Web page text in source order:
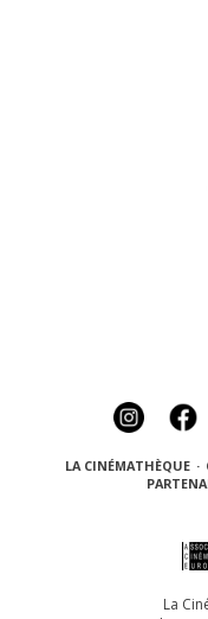
LA CINÉMATHÈQUE ·
La